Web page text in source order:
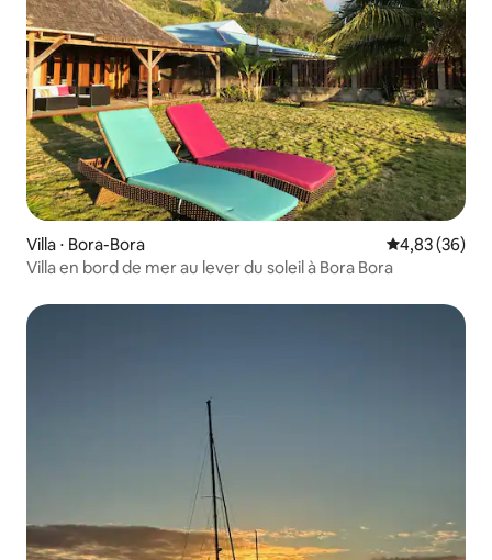
Villa ⋅ Bora-Bora Évaluation
4,83 (36)
Villa en bord de mer au lever du soleil à Bora Bora